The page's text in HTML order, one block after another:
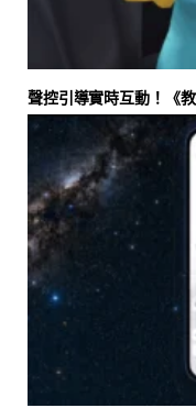
聲控引導實時互動！《